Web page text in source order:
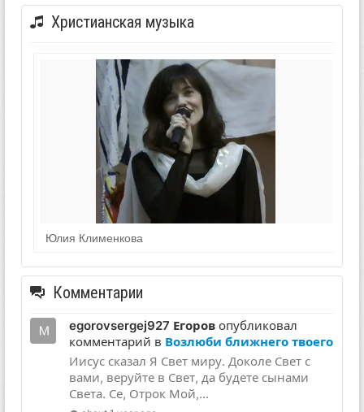
Христианская музыка
Юлия Клименкова
Комментарии
egorovsergej927 Егоров опубликовал
комментарий в Возлюби ближнего твоего
Иисус сказал Я Свет миру. Доколе Свет с
вами, веруйте в Свет, да будете сынами
Света. Се, Отрок Мой,...